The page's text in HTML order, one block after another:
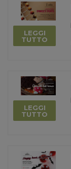
LEGGI
TUTTO
LEGGI
TUTTO